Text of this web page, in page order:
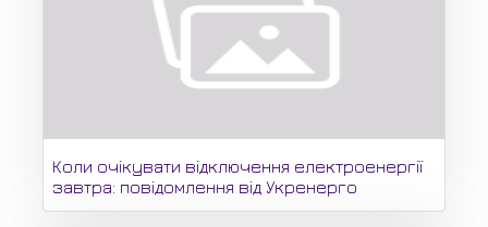
Коли очікувати відключення електроенергії
завтра: повідомлення від Укренерго